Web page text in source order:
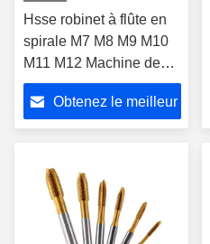
Hsse robinet à flûte en
spirale M7 M8 M9 M10
M11 M12 Machine de
revêtement
Obtenez le meilleur